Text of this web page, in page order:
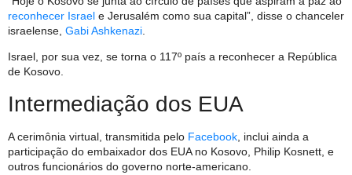
reconhecer Israel e Jerusalém como sua capital”, disse o chanceler
israelense, Gabi Ashkenazi
Israel, por sua vez, se torna o 117º país a reconhecer a República
de Kosovo.
Intermediação dos EUA
A cerimônia virtual, transmitida pelo Facebook , inclui ainda a
participação do embaixador dos EUA no Kosovo, Philip Kosnett, e
outros funcionários do governo norte-americano.